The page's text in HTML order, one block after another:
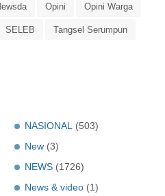
Opini Opini Warga
SELEB Tangsel Serumpun
NASIONAL
(503)
New (3)
NEWS (1726)
News & video (1)